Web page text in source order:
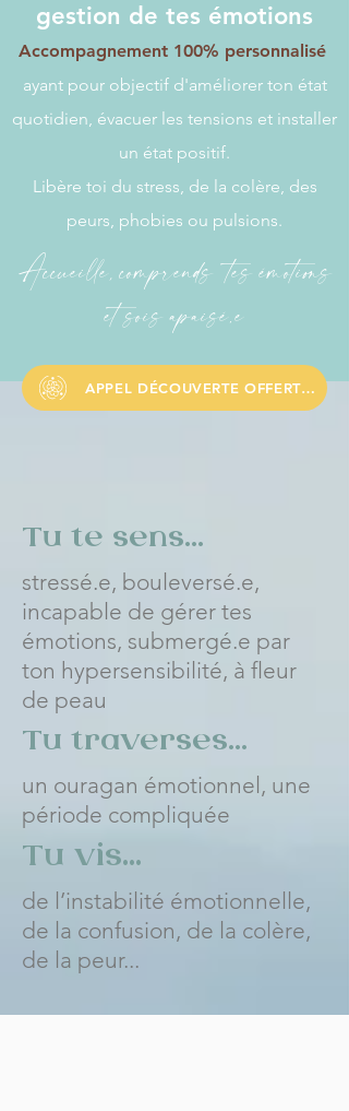
gestion de tes émotions
Accompagnement 100% personnalisé
ayant pour objectif d'améliorer ton état
quotidien, évacuer les tensions et installer
un état positif.
Libère toi du stress, de la colère, des
peurs, phobies ou pulsions.
Accueille, comprends tes émotions
et sois apaisé.e
APPEL DÉCOUVERTE OFFERT DE 25 MINS
Tu te sens...
stressé.e, bouleversé.e,
incapable de gérer tes
émotions, submergé.e par
ton hypersensibilité, à fleur
de peau
Tu traverses...
un ouragan émotionnel, une
période compliquée
Tu vis...
de l’instabilité émotionnelle,
de la confusion, de la colère,
de la peur...